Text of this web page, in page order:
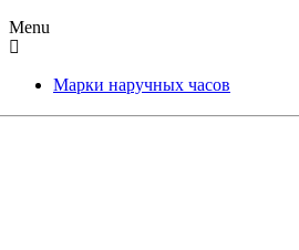
Menu
Марки наручных часов